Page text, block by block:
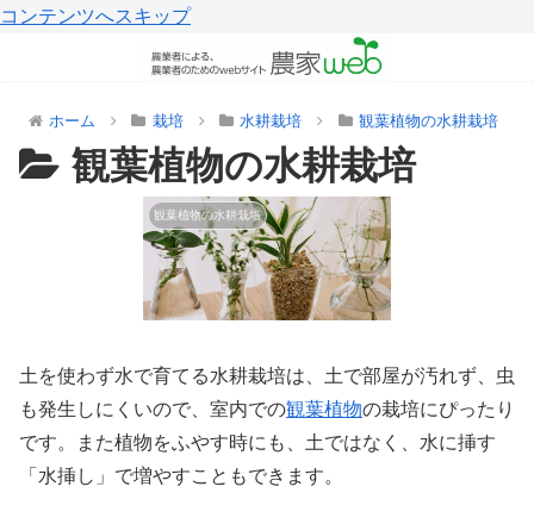
コンテンツへスキップ
ホーム 栽培 水耕栽培 観葉植物の水耕栽培
観葉植物の水耕栽培
観葉植物の水耕栽培
土を使わず水で育てる水耕栽培は、土で部屋が汚れず、虫
も発生しにくいので、室内での観葉植物の栽培にぴったり
です。また植物をふやす時にも、土ではなく、水に挿す
「水挿し」で増やすこともできます。